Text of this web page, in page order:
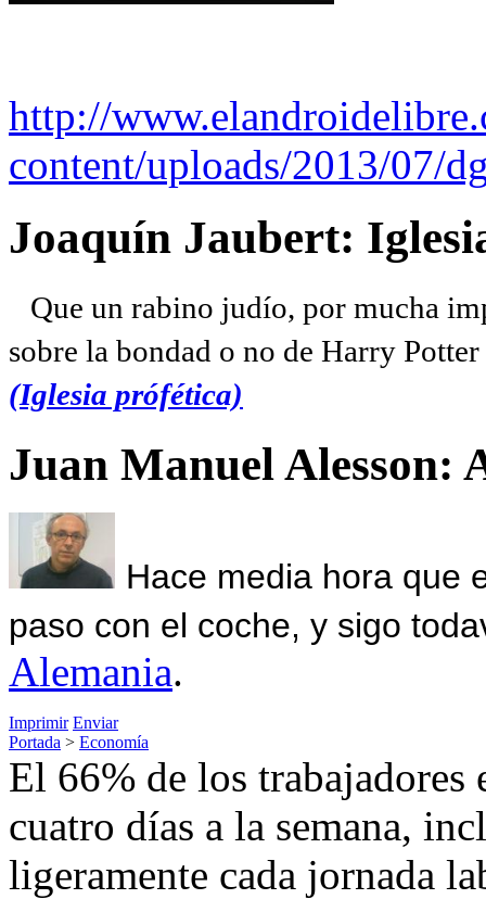
http://
content/uploads/2013/07/
Joaquín Jaubert:
Que un rabino judío, por mucha
sobre la bondad o no de Harry
(Iglesia prófética)
Juan Manuel Alesson:
Hace media hora que
paso con el coche, y sigo
Alemania.
Imprimir Enviar
Portada > Economía
El 66% de los trabajadores
cuatro días a la semana,
ligeramente cada jornada